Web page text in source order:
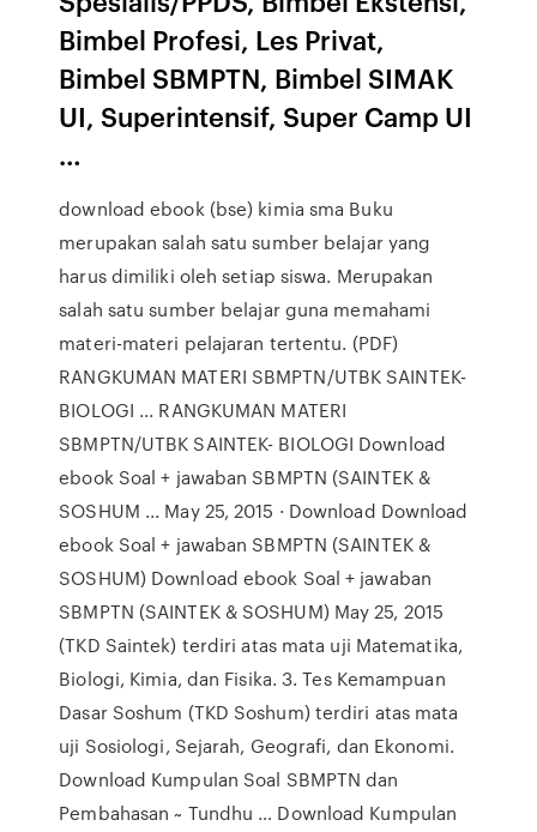
Bimbel Profesi, Les Privat,
Bimbel SBMPTN, Bimbel SIMAK
UI, Superintensif, Super Camp UI
…
download ebook (bse) kimia sma Buku
merupakan salah satu sumber belajar yang
harus dimiliki oleh setiap siswa. Merupakan
salah satu sumber belajar guna memahami
materi-materi pelajaran tertentu. (PDF)
RANGKUMAN MATERI SBMPTN/UTBK SAINTEK-
BIOLOGI ... RANGKUMAN MATERI
SBMPTN/UTBK SAINTEK- BIOLOGI Download
ebook Soal + jawaban SBMPTN (SAINTEK &
SOSHUM ... May 25, 2015 · Download Download
ebook Soal + jawaban SBMPTN (SAINTEK &
SOSHUM) Download ebook Soal + jawaban
SBMPTN (SAINTEK & SOSHUM) May 25, 2015
(TKD Saintek) terdiri atas mata uji Matematika,
Biologi, Kimia, dan Fisika. 3. Tes Kemampuan
Dasar Soshum (TKD Soshum) terdiri atas mata
uji Sosiologi, Sejarah, Geografi, dan Ekonomi.
Download Kumpulan Soal SBMPTN dan
Pembahasan ~ Tundhu … Download Kumpulan